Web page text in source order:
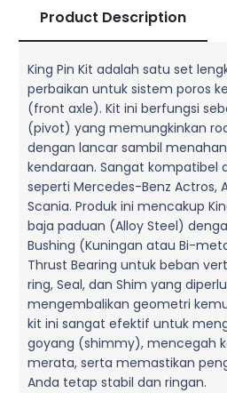
Product Description
King Pin Kit adalah satu set
perbaikan untuk sistem poros
(front axle). Kit ini berfungsi
(pivot) yang memungkinkan
dengan lancar sambil
kendaraan. Sangat kompatibel
seperti Mercedes-Benz Actros,
Scania. Produk ini mencakup
baja paduan (Alloy Steel)
Bushing (Kuningan atau Bi-
Thrust Bearing untuk beban
ring, Seal, dan Shim yang
mengembalikan geometri
kit ini sangat efektif untuk
goyang (shimmy), mencegah
merata, serta memastikan
Anda tetap stabil dan ringan.